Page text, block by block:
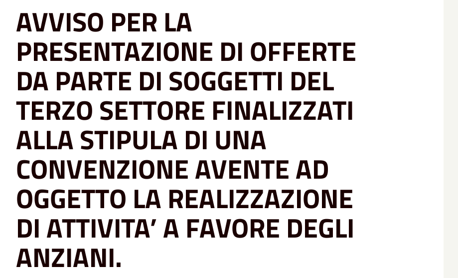
AVVISO PER LA
PRESENTAZIONE DI OFFERTE
DA PARTE DI SOGGETTI DEL
TERZO SETTORE FINALIZZATI
ALLA STIPULA DI UNA
CONVENZIONE AVENTE AD
OGGETTO LA REALIZZAZIONE
DI ATTIVITA’ A FAVORE DEGLI
ANZIANI.